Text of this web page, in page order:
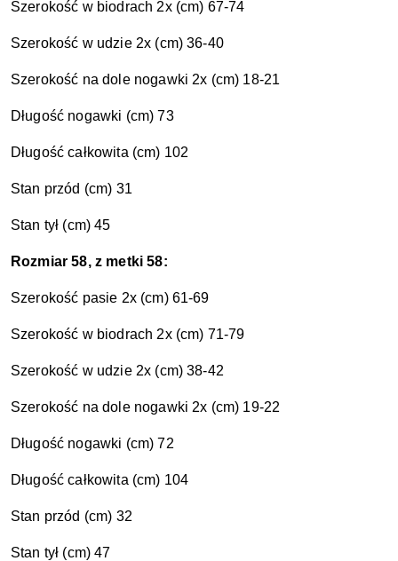
Szerokość w biodrach 2x (cm) 67-74
Szerokość w udzie 2x (cm) 36-40
Szerokość na dole nogawki 2x (cm) 18-21
Długość nogawki (cm) 73
Długość całkowita (cm) 102
Stan przód (cm) 31
Stan tył (cm) 45
Rozmiar 58, z metki 58:
Szerokość pasie 2x (cm) 61-69
Szerokość w biodrach 2x (cm) 71-79
Szerokość w udzie 2x (cm) 38-42
Szerokość na dole nogawki 2x (cm) 19-22
Długość nogawki (cm) 72
Długość całkowita (cm) 104
Stan przód (cm) 32
Stan tył (cm) 47